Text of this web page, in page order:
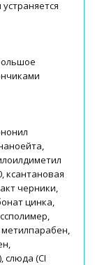
ксантановая
черники,
цинка,
слюда (CI